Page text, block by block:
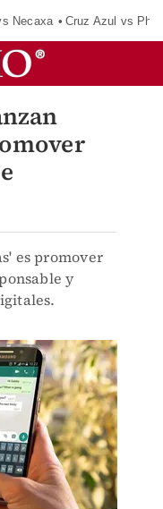
Necaxa Cruz Azul vs
es promover
y